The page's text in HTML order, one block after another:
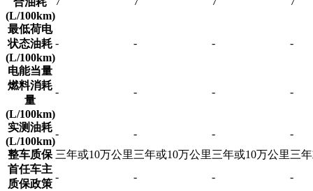
(L/100km)
最低荷电
状态油耗
(L/100km)
- - - -
电能当量
燃料消耗
量
(L/100km)
- - - -
实测油耗
(L/100km)
- - -
-
整车质保 三年或10万公里三年或10万公里三年或10万公里三
首任车主
质保政策
- - - -